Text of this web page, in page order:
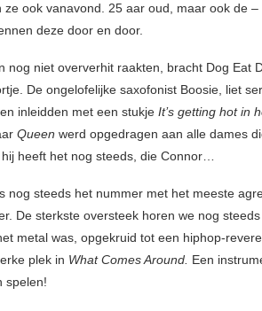
ook vanavond. 25 aar oud, maar ook de
deze door en door.
nog niet oververhit raakten, bracht Dog Eat
De ongelofelijke saxofonist Boosie, liet
inleidden met een stukje It’s getting hot in
Queen werd opgedragen aan alle dames
heeft het nog steeds, die Connor…
nog steeds het nummer met het meeste
De sterkste oversteek horen we nog steeds
metal was, opgekruid tot een hiphop-
plek in What Comes Around. Een
spelen!